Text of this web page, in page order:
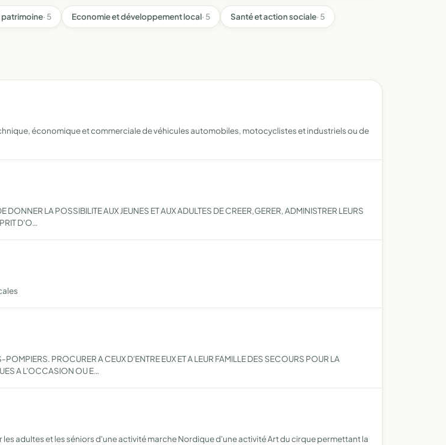
patrimoine· 5 Economie et développement local· 5 Santé et action sociale· 5
économique et commerciale de véhicules automobiles, motocyclistes et industriels ou de
LA POSSIBILITE AUX JEUNES ET AUX ADULTES DE CREER,GERER, ADMINISTRER LEURS
D'O…
PROCURER A CEUX D'ENTRE EUX ET A LEUR FAMILLE DES SECOURS POUR LA
A L'OCCASION OU E…
adultes et les séniors d'une activité marche Nordique d'une activité Art du cirque permettant la